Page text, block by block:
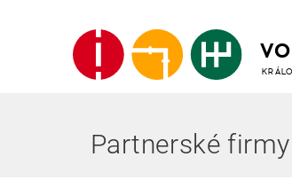
Partnerské firmy